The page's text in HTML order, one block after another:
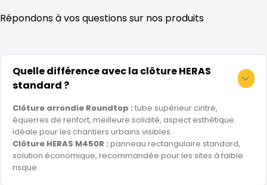
Répondons à vos questions sur nos produits
Quelle différence avec la clôture HERAS
standard ?
Clôture arrondie Roundtop : tube supérieur cintré,
équerres de renfort, meilleure solidité, aspect esthétique.
Idéale pour les chantiers urbains visibles.
Clôture HERAS M450R : panneau rectangulaire standard,
solution économique, recommandée pour les sites à faible
risque.